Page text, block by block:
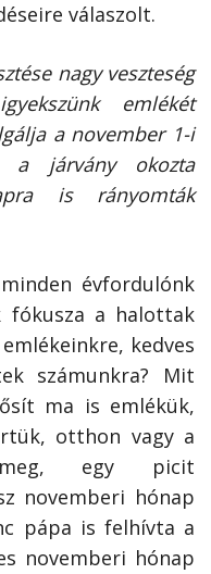
válaszolt.
nagy veszteség
emlékét
a november 1-i
a járvány okozta
is rányomták
évfordulónk
fókusza a halottak
kedves
számunkra? Mit
ma is emlékük,
otthon vagy a
egy picit
novemberi hónap
pápa is felhívta a
novemberi hónap